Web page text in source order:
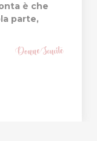
è che
parte,